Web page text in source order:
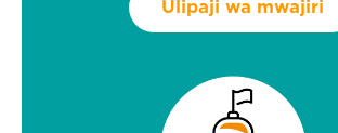
Ulipaji wa mwajiri